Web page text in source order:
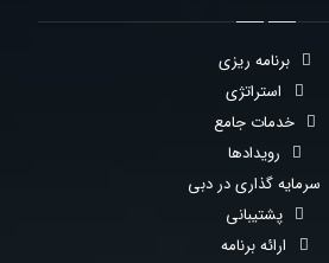
برنامه ریزی
استراتژی
خدمات جامع
رویدادها
سرمایه گذاری در دبی
پشتیبانی
ارائه برنامه